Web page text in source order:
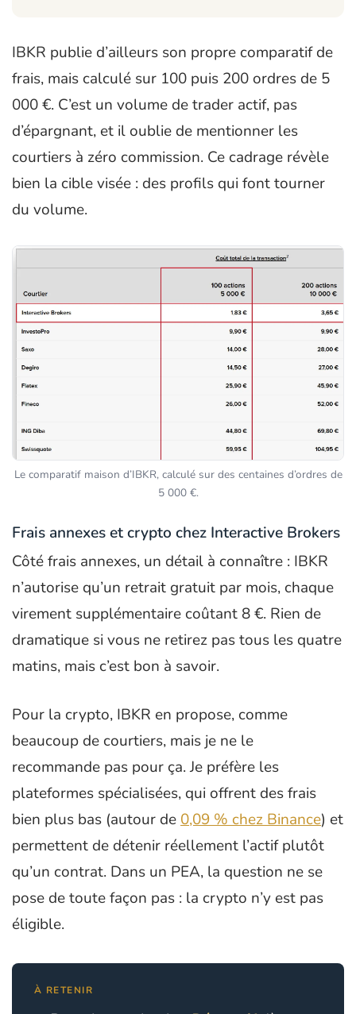
IBKR publie d’ailleurs son propre comparatif de
frais, mais calculé sur 100 puis 200 ordres de 5
000 €. C’est un volume de trader actif, pas
d’épargnant, et il oublie de mentionner les
courtiers à zéro commission. Ce cadrage révèle
bien la cible visée : des profils qui font tourner
du volume.
Le comparatif maison d’IBKR, calculé sur des centaines d’ordres de
5 000 €.
Frais annexes et crypto chez Interactive Brokers
Côté frais annexes, un détail à connaître : IBKR
n’autorise qu’un retrait gratuit par mois, chaque
virement supplémentaire coûtant 8 €. Rien de
dramatique si vous ne retirez pas tous les quatre
matins, mais c’est bon à savoir.
Pour la crypto, IBKR en propose, comme
beaucoup de courtiers, mais je ne le
recommande pas pour ça. Je préfère les
plateformes spécialisées, qui offrent des frais
bien plus bas (autour de 0,09 % chez Binance) et
permettent de détenir réellement l’actif plutôt
qu’un contrat. Dans un PEA, la question ne se
pose de toute façon pas : la crypto n’y est pas
éligible.
À RETENIR